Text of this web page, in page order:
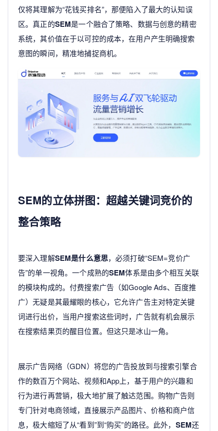
仅将其理解为“花钱买排名”，那便陷入了最大的认知误
区。真正的SEM是一个融合了策略、数据与创意的精密
系统，其价值在于以可控的成本，在用户产生明确搜索
意图的瞬间，精准地捕捉商机。
SEM的立体拼图：超越关键词竞价的
整合策略
要深入理解SEM是什么意思，必须打破“SEM=竞价广
告”的单一视角。一个成熟的SEM体系是由多个相互关联
的模块构成的。付费搜索广告（如Google Ads、百度推
广）无疑是其最耀眼的核心，它允许广告主对特定关键
词进行出价，当用户搜索这些词时，广告就有机会展示
在搜索结果页的醒目位置。但这只是冰山一角。
展示广告网络（GDN）将您的广告投放到与搜索引擎合
作的数百万个网站、视频和App上，基于用户的兴趣和
行为进行再营销，极大地扩展了触达范围。购物广告则
专门针对电商领域，直接展示产品图片、价格和商户信
息，极大缩短了从“看到”到“购买”的路径。此外， SEM还